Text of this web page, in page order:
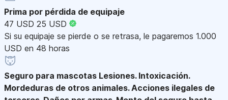
Prima por pérdida de equipaje
47 USD 25 USD
Si su equipaje se pierde o se retrasa, le pagaremos 1.000
USD en 48 horas
Seguro para mascotas Lesiones. Intoxicación.
Mordeduras de otros animales. Acciones ilegales de